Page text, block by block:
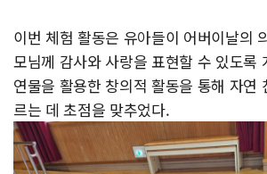
이번 체험 활동은 유아들이 어버이날의
모님께 감사와 사랑을 표현할 수 있도록
연물을 활용한 창의적 활동을 통해 자연
르는 데 초점을 맞추었다.